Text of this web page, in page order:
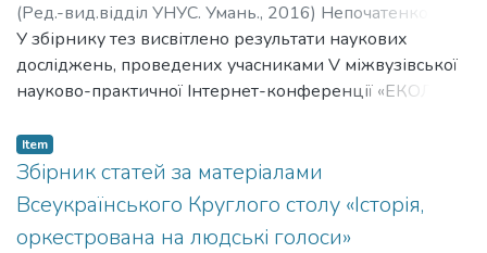
(Ред.-вид.відділ УНУС. Умань., 2016) Непочатенко,
Олена Олександрівна;Сонько, Сергій Петрович
У збірнику тез висвітлено результати наукових
досліджень, проведених учасниками V міжвузівської
науково-практичної Інтернет-конференції «ЕКОЛОГІЯ
СУСПІЛЬСТВА» (Умань, 2 червня 2016 року)
Item
Збірник статей за матеріалами
Всеукраїнського Круглого столу «Історія,
оркестрована на людські голоси»